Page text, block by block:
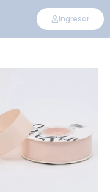
Ingresar